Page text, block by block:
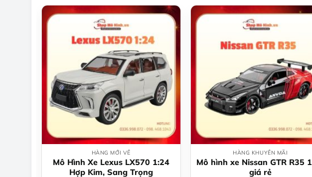
HÀNG MỚI VỀ
Mô Hình Xe Lexus LX570 1:24
Hợp Kim, Sang Trọng
HÀNG KHUYẾN MÃI
Mô hình xe Nissan GTR R35
giá rẻ